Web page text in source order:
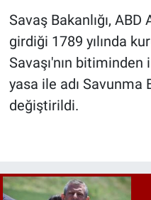
Savaş Bakanlığı, ABD
girdiği 1789 yılında
Savaşı'nın bitiminden
yasa ile adı Savunma
değiştirildi.